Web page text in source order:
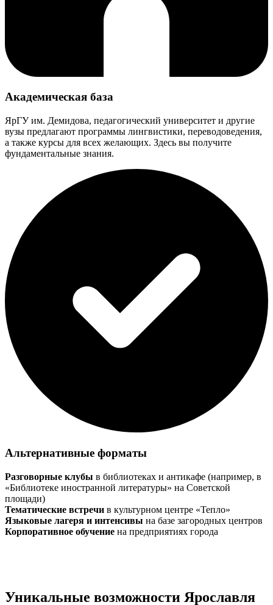
Академическая база
ЯрГУ им. Демидова, педагогический университет и другие
вузы предлагают программы лингвистики, переводоведения,
а также курсы для всех желающих. Здесь вы получите
фундаментальные знания.
Альтернативные форматы
Разговорные клубы в библиотеках и антикафе (например, в
«Библиотеке иностранной литературы» на Советской
площади)
Тематические встречи в культурном центре «Тепло»
Языковые лагеря и интенсивы на базе загородных центров
Корпоративное обучение на предприятиях города
Уникальные возможности Ярославля